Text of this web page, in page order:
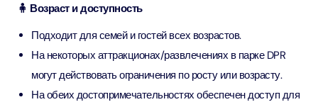
🧍 Возраст и доступность
Подходит для семей и гостей всех возрастов.
На некоторых аттракционах/развлечениях в парке DPR
могут действовать ограничения по росту или возрасту.
На обеих достопримечательностях обеспечен доступ для